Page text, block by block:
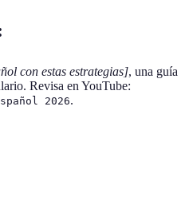
con estas estrategias], una guía
Revisa en YouTube:
2026.